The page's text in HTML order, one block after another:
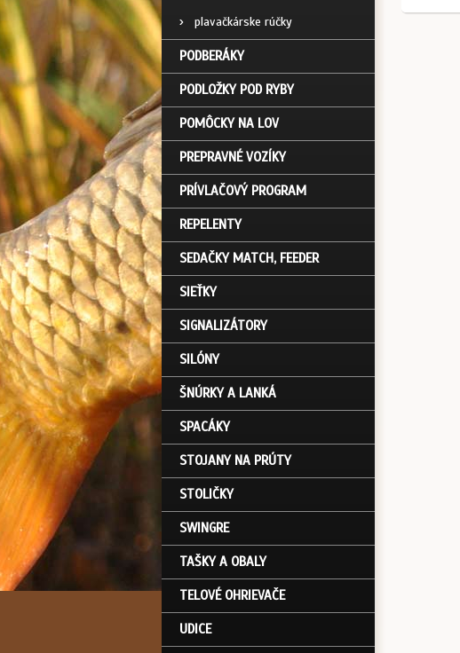
›
plavačkárske rúčky
PODBERÁKY
PODLOŽKY POD RYBY
POMÔCKY NA LOV
PREPRAVNÉ VOZÍKY
PRÍVLAČOVÝ PROGRAM
REPELENTY
SEDAČKY MATCH, FEEDER
SIEŤKY
SIGNALIZÁTORY
SILÓNY
ŠNÚRKY A LANKÁ
SPACÁKY
STOJANY NA PRÚTY
STOLIČKY
SWINGRE
TAŠKY A OBALY
TELOVÉ OHRIEVAČE
UDICE